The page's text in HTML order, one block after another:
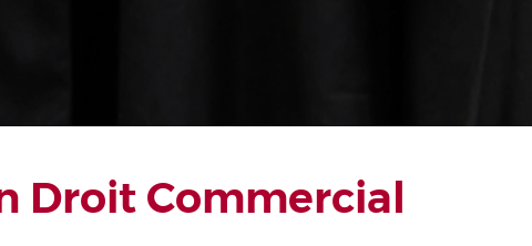
Droit Commercial